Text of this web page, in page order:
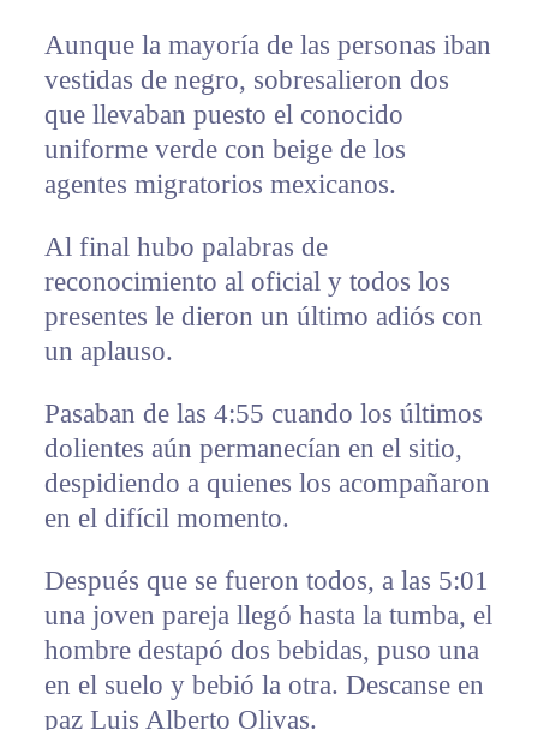
Aunque la mayoría de las personas iban
vestidas de negro, sobresalieron dos
que llevaban puesto el conocido
uniforme verde con beige de los
agentes migratorios mexicanos.
Al final hubo palabras de
reconocimiento al oficial y todos los
presentes le dieron un último adiós con
un aplauso.
Pasaban de las 4:55 cuando los últimos
dolientes aún permanecían en el sitio,
despidiendo a quienes los acompañaron
en el difícil momento.
Después que se fueron todos, a las 5:01
una joven pareja llegó hasta la tumba, el
hombre destapó dos bebidas, puso una
en el suelo y bebió la otra. Descanse en
paz Luis Alberto Olivas.